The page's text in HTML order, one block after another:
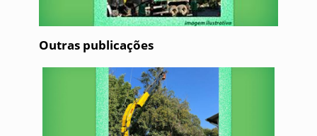
Outras publicações